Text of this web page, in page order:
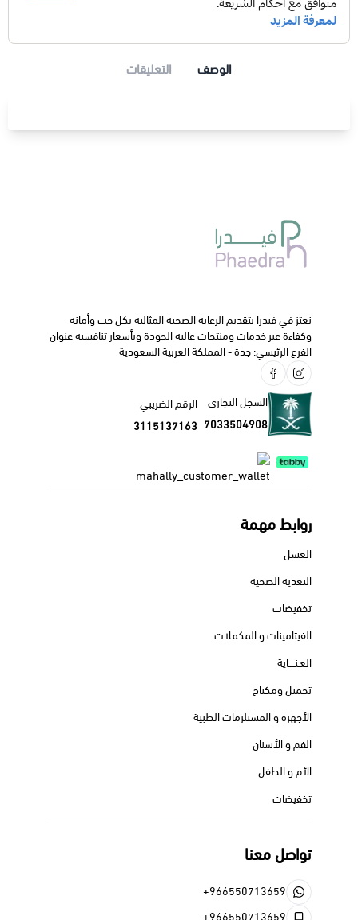
الوصف التعليقات
نعتز في فيدرا بتقديم الرعاية الصحية المثالية بكل حب وأمانة
وكفاءة عبر خدمات ومنتجات عالية الجودة وبأسعار تنافسية عنوان
الفرع الرئيسي: جدة - المملكة العربية السعودية
السجل التجاري
7033504908
الرقم الضريبي
3115137163
روابط مهمة
العسل
التغذيه الصحيه
تخفيضات
الفيتامينات و المكملات
العـنــــاية
تجميل ومكياج
الأجهزة و المستلزمات الطبية
الفم و الأسنان
الأم و الطفل
تخفيضات
تواصل معنا
+966550713659